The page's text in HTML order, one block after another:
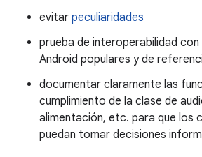
evitar peculiaridades
prueba de interoperabilidad
Android populares y de
documentar claramente las
cumplimiento de la clase de
alimentación, etc. para que los
puedan tomar decisiones